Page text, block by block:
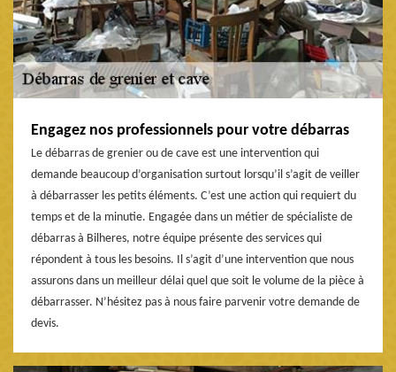
Engagez nos professionnels pour votre débarras
Le débarras de grenier ou de cave est une intervention qui
demande beaucoup d’organisation surtout lorsqu’il s’agit de veiller
à débarrasser les petits éléments. C’est une action qui requiert du
temps et de la minutie. Engagée dans un métier de spécialiste de
débarras à Bilheres, notre équipe présente des services qui
répondent à tous les besoins. Il s’agit d’une intervention que nous
assurons dans un meilleur délai quel que soit le volume de la pièce à
débarrasser. N’hésitez pas à nous faire parvenir votre demande de
devis.